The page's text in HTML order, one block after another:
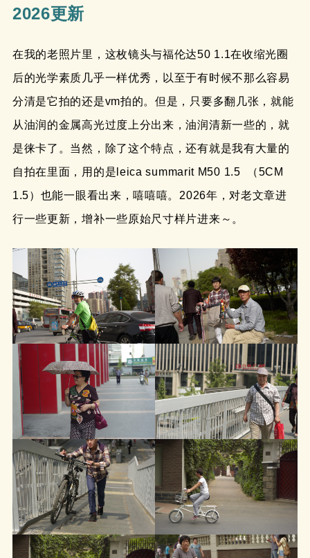
2026更新
在我的老照片里，这枚镜头与福伦达50 1.1在收缩光圈
后的光学素质几乎一样优秀，以至于有时候不那么容易
分清是它拍的还是vm拍的。但是，只要多翻几张，就能
从油润的金属高光过度上分出来，油润清新一些的，就
是徕卡了。当然，除了这个特点，还有就是我有大量的
自拍在里面，用的是leica summarit M50 1.5 （5CM
1.5）也能一眼看出来，嘻嘻嘻。2026年，对老文章进
行一些更新，增补一些原始尺寸样片进来～。